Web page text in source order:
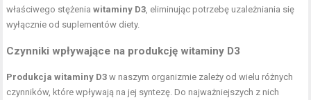
właściwego stężeniawitaminy D3 , eliminując potrzebę uzależniania się
wyłącznie od suplementów diety.
Czynniki wpływające na produkcję witaminy D3
Produkcja witaminy D3 w naszym organizmie zależy od wielu różnych
czynników, które wpływają na jej syntezę. Do najważniejszych z nich